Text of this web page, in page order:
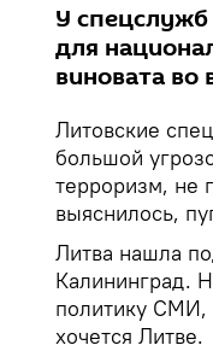
У
для
виновата во
Литовские
большой
терроризм, не
выяснилось,
Литва нашла
Калининград.
политику СМИ,
хочется Литве.